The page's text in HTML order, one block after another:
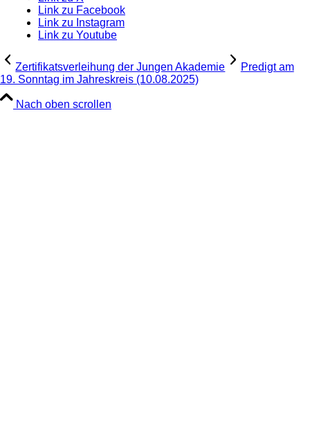
Link zu Facebook
Link zu Instagram
Link zu Youtube
Zertifikatsverleihung der Jungen Akademie
Predigt am
19. Sonntag im Jahreskreis (10.08.2025)
Nach oben scrollen